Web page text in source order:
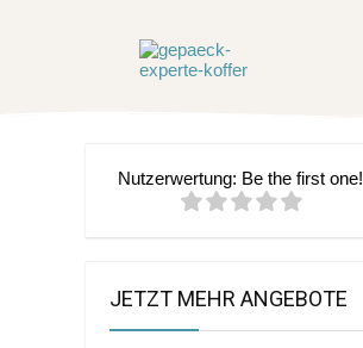
Nutzerwertung: Be the first one!
JETZT MEHR ANGEBOTE